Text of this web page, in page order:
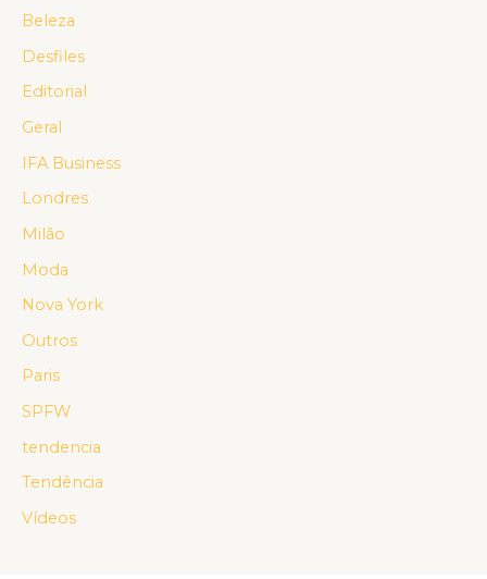
Beleza
Desfiles
Editorial
Geral
IFA Business
Londres
Milão
Moda
Nova York
Outros
Paris
SPFW
tendencia
Tendência
Vídeos